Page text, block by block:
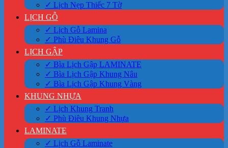
✓ Lịch Nẹp Thiếc 7 Tờ
LỊCH GỖ
✓ Lịch Gỗ Lamina
✓ Phù Điêu Khung Gỗ
LỊCH GẬP
✓ Bìa Lịch Gập LAMINATE
✓ Bìa Lịch Gập Khung Nâu
✓ Bìa Lịch Gập Khung Vàng
KHUNG NHỰA
✓ Lịch Khung Tranh
✓ Phù Điêu Khung Nhựa
LAMINATE
✓ Lịch Gỗ Laminate